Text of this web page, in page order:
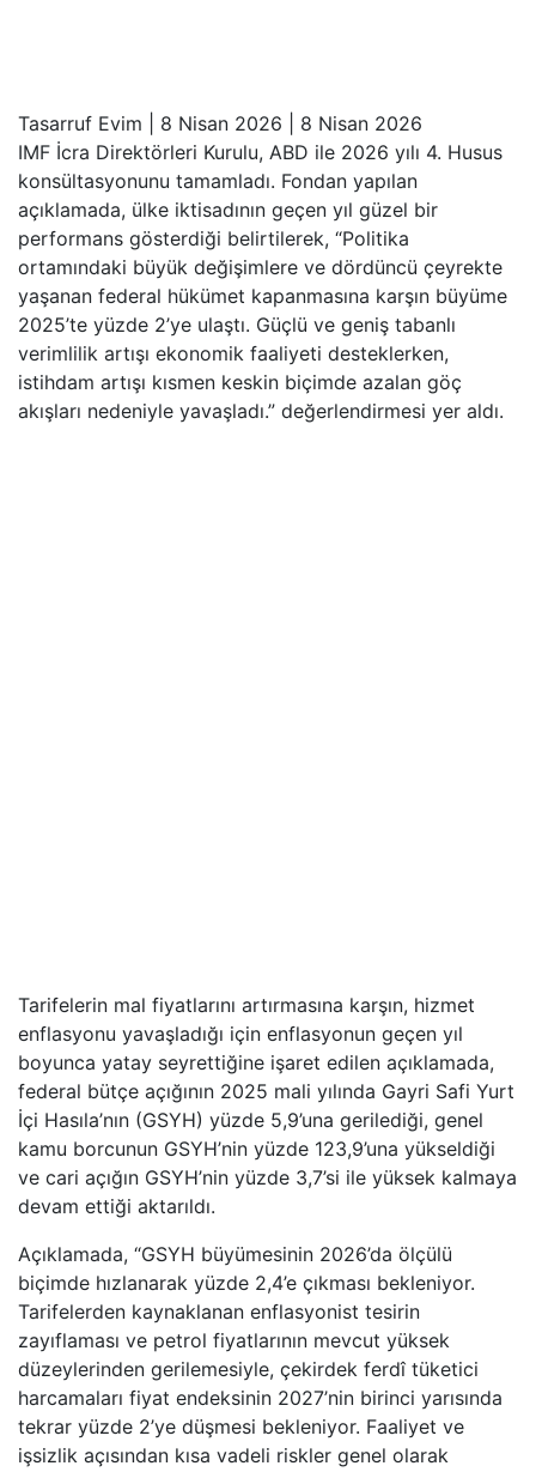
Tasarruf Evim 8 Nisan 2026
8 Nisan 2026
IMF İcra Direktörleri Kurulu, ABD ile 2026 yılı 4. Husus
konsültasyonunu tamamladı. Fondan yapılan
açıklamada, ülke iktisadının geçen yıl güzel bir
performans gösterdiği belirtilerek, “Politika
ortamındaki büyük değişimlere ve dördüncü çeyrekte
yaşanan federal hükümet kapanmasına karşın büyüme
2025’te yüzde 2’ye ulaştı. Güçlü ve geniş tabanlı
verimlilik artışı ekonomik faaliyeti desteklerken,
istihdam artışı kısmen keskin biçimde azalan göç
akışları nedeniyle yavaşladı.” değerlendirmesi yer aldı.
Tarifelerin mal fiyatlarını artırmasına karşın, hizmet
enflasyonu yavaşladığı için enflasyonun geçen yıl
boyunca yatay seyrettiğine işaret edilen açıklamada,
federal bütçe açığının 2025 mali yılında Gayri Safi Yurt
İçi Hasıla’nın (GSYH) yüzde 5,9’una gerilediği, genel
kamu borcunun GSYH’nin yüzde 123,9’una yükseldiği
ve cari açığın GSYH’nin yüzde 3,7’si ile yüksek kalmaya
devam ettiği aktarıldı.
Açıklamada, “GSYH büyümesinin 2026’da ölçülü
biçimde hızlanarak yüzde 2,4’e çıkması bekleniyor.
Tarifelerden kaynaklanan enflasyonist tesirin
zayıflaması ve petrol fiyatlarının mevcut yüksek
düzeylerinden gerilemesiyle, çekirdek ferdî tüketici
harcamaları fiyat endeksinin 2027’nin birinci yarısında
tekrar yüzde 2’ye düşmesi bekleniyor. Faaliyet ve
işsizlik açısından kısa vadeli riskler genel olarak